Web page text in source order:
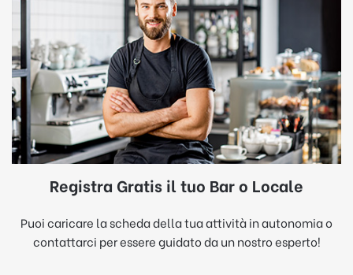
Registra Gratis il tuo Bar o Locale
Puoi caricare la scheda della tua attività in autonomia o
contattarci per essere guidato da un nostro esperto!